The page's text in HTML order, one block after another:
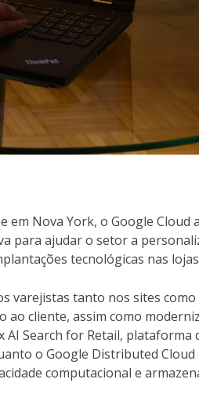
em Nova York, o Google Cloud
para ajudar o setor a
tecnológicas nas
varejistas tanto nos sites como
ao cliente, assim como
Search for Retail, plataforma
o Google Distributed Cloud
computacional e